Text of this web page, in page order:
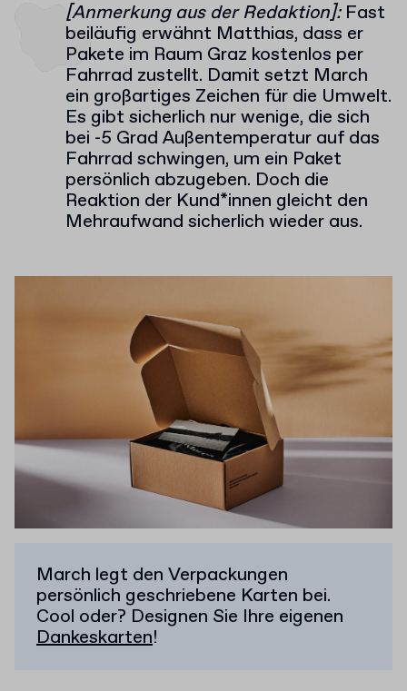
[Anmerkung aus der Redaktion]:Fast
beiläufig erwähnt Matthias, dass er
Pakete im Raum Graz kostenlos per
Fahrrad zustellt. Damit setzt March
ein großartiges Zeichen für die Umwelt.
Es gibt sicherlich nur wenige, die sich
bei -5 Grad Außentemperatur auf das
Fahrrad schwingen, um ein Paket
persönlich abzugeben. Doch die
Reaktion der Kund*innen gleicht den
Mehraufwand sicherlich wieder aus.
March legt den Verpackungen
persönlich geschriebene Karten bei.
Cool oder? Designen Sie Ihre eigenen
Dankeskarten!